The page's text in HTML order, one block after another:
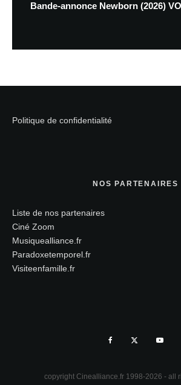
Bande-annonce Newborn (2026)
Politique de confidentialité
NOS PARTENAIRES
Liste de nos partenaires
Ciné Zoom
Musiquealliance.fr
Paradoxetemporel.fr
Visiteenfamille.fr
copyright Cinealliance.fr 1998-2026 - all